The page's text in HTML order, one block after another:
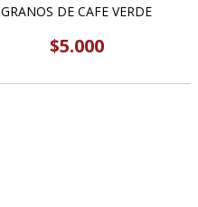
GRANOS DE CAFE VERDE
$5.000